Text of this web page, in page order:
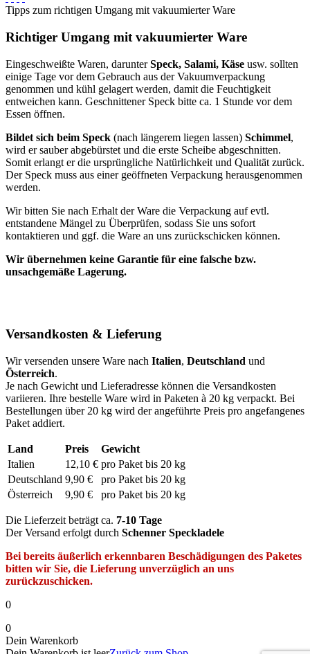
Tipps zum richtigen Umgang mit vakuumierter Ware
Richtiger Umgang mit vakuumierter Ware
Eingeschweißte Waren, darunterSpeck, Salami, Käse usw. sollten
einige Tage vor dem Gebrauch aus der Vakuumverpackung
genommen und kühl gelagert werden, damit die Feuchtigkeit
entweichen kann. Geschnittener Speck bitte ca. 1 Stunde vor dem
Essen öffnen.
Bildet sich beim Speck (nach längerem liegen lassen) Schimmel,
wird er sauber abgebürstet und die erste Scheibe abgeschnitten.
Somit erlangt er die ursprüngliche Natürlichkeit und Qualität zurück.
Der Speck muss aus einer geöffneten Verpackung herausgenommen
werden.
Wir bitten Sie nach Erhalt der Ware die Verpackung auf evtl.
entstandene Mängel zu Überprüfen, sodass Sie uns sofort
kontaktieren und ggf. die Ware an uns zurückschicken können.
Wir übernehmen keine Garantie für eine falsche bzw.
unsachgemäße Lagerung.
Versandkosten & Lieferung
Wir versenden unsere Ware nach Italien, Deutschland und
Österreich.
Je nach Gewicht und Lieferadresse können die Versandkosten
variieren. Ihre bestelle Ware wird in Paketen à 20 kg verpackt. Bei
Bestellungen über 20 kg wird der angeführte Preis pro angefangenes
Paket addiert.
Land Preis
Gewicht
Italien
12,10 € pro Paket bis 20 kg
Deutschland 9,90 €
pro Paket bis 20 kg
Österreich
9,90 € pro Paket bis 20 kg
Die Lieferzeit beträgt ca. 7-10 Tage
Der Versand erfolgt durch Schenner Speckladele
Bei bereits äußerlich erkennbaren Beschädigungen des Paketes
bitten wir Sie, die Lieferung unverzüglich an uns
zurückzuschicken.
0
0
Dein Warenkorb